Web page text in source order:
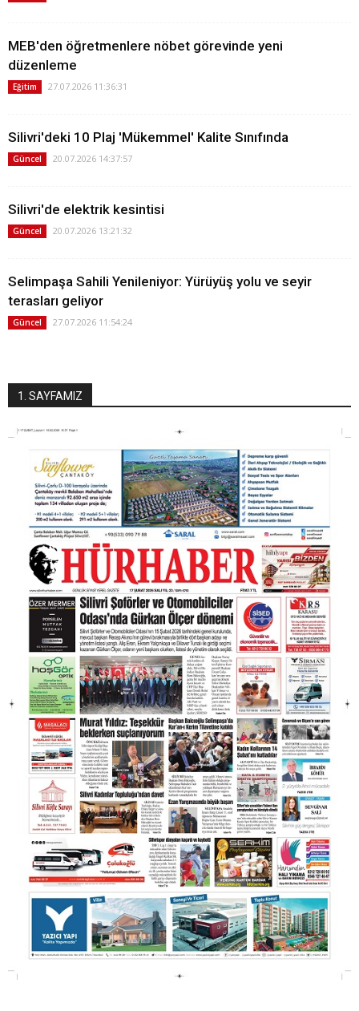
MEB'den öğretmenlere nöbet görevinde yeni
düzenleme
Eğitim 27.07.2026 11:36:31
Silivri'deki 10 Plaj 'Mükemmel' Kalite Sınıfında
Güncel 20.07.2026 14:37:57
Silivri'de elektrik kesintisi
Güncel 20.07.2026 13:21:32
Selimpaşa Sahili Yenileniyor: Yürüyüş yolu ve seyir
terasları geliyor
Güncel 27.07.2026 11:54:24
1. SAYFAMIZ